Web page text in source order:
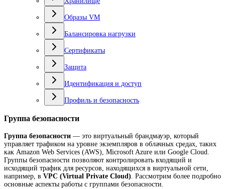
Образы VM
Балансировка нагрузки
Сертификаты
Защита
Идентификация и доступ
Профиль и безопасность
Группа безопасности
Группа безопасности — это виртуальный брандмауэр, который
управляет трафиком на уровне экземпляров в облачных средах, таких
как Amazon Web Services (AWS), Microsoft Azure или Google Cloud.
Группы безопасности позволяют контролировать входящий и
исходящий трафик для ресурсов, находящихся в виртуальной сети,
например, в VPC (Virtual Private Cloud) . Рассмотрим более подробно
основные аспекты работы с группами безопасности.